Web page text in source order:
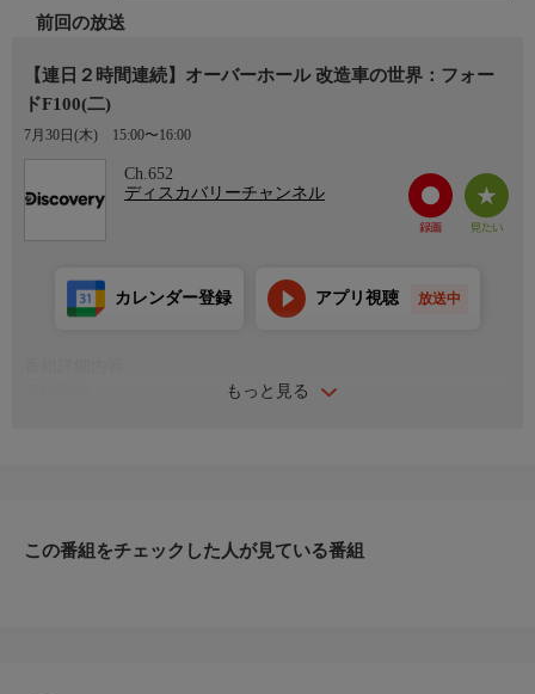
前回の放送
【連日２時間連続】オーバーホール 改造車の世界：フォー
ドF100(二)
7月30日(木) 15:00〜16:00
Ch.652
ディスカバリーチャンネル
もっと見る
カレンダー登録 アプリ視聴 放送中
プライズは成功するのか？
この番組をチェックした人が見ている番組